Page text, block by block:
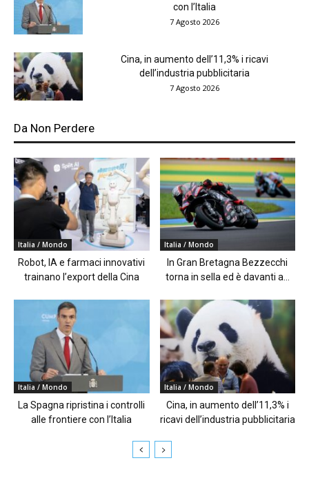
con l’Italia
7 Agosto 2026
Cina, in aumento dell’11,3% i ricavi
dell’industria pubblicitaria
7 Agosto 2026
Da Non Perdere
Italia / Mondo
Robot, IA e farmaci innovativi
trainano l’export della Cina
Italia / Mondo
In Gran Bretagna Bezzecchi
torna in sella ed è davanti a...
Italia / Mondo
La Spagna ripristina i controlli
alle frontiere con l’Italia
Italia / Mondo
Cina, in aumento dell’11,3% i
ricavi dell’industria pubblicitaria